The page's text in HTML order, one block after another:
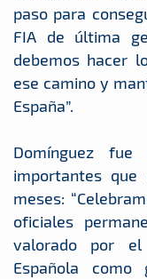
paso para
FIA de última
debemos hacer
ese camino y
España”.
Domínguez
importantes
meses:
oficiales
valorado por el
Española